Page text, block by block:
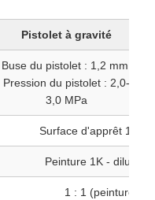
Pistolet à gravité
Buse du pistolet : 1,2 mm,
Pression du pistolet : 2,0-
3,0 MPa
Surface d'apprêt 1K
Peinture 1K - diluant
1 : 1 (peinture de